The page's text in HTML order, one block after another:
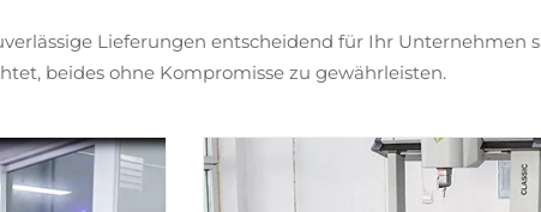
Lieferungen entscheidend für Ihr Unternehmen
beides ohne Kompromisse zu gewährleisten.